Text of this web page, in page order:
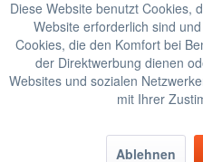
Diese Website benutzt Cookies,
Website erforderlich sind
Cookies, die den Komfort bei
der Direktwerbung dienen
Websites und sozialen
mit Ihrer
Ablehnen